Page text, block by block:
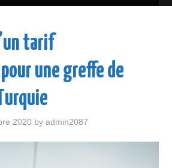
tarif
une greffe de
2020 byadmin2087